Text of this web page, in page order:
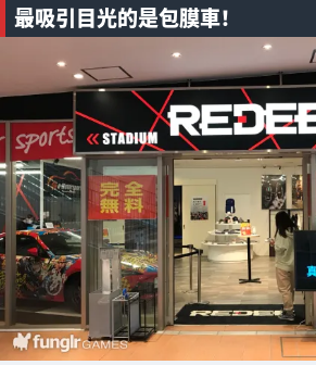
最吸引目光的是包膜車！